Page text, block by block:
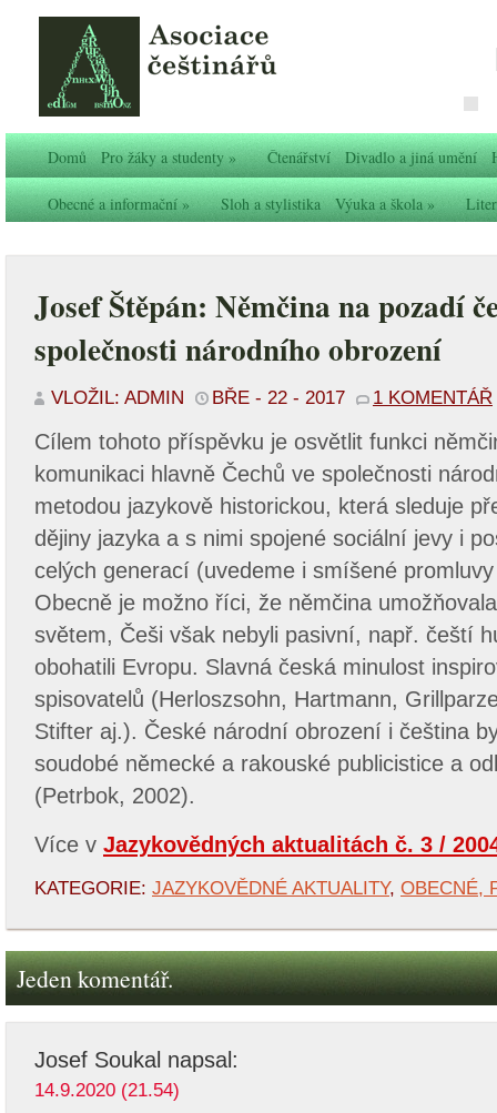
Domů Pro žáky a studenty» Čtenářství Divadlo a jiná umění
Obecné a informační» Sloh a stylistika Výuka a škola»
Josef Štěpán: Němčina na pozadí
společnosti národního obrození
VLOŽIL: ADMIN BŘE - 22 - 2017 1 KOMENTÁŘ
Cílem tohoto příspěvku je osvětlit funkci
komunikaci hlavně Čechů ve společnosti
metodou jazykově historickou, která sleduje
dějiny jazyka a s nimi spojené sociální jevy i
celých generací (uvedeme i smíšené
Obecně je možno říci, že němčina
světem, Češi však nebyli pasivní, např. čeští
obohatili Evropu. Slavná česká minulost
spisovatelů (Herloszsohn, Hartmann,
Stifter aj.). České národní obrození i čeština
soudobé německé a rakouské publicistice a
(Petrbok, 2002).
Více v Jazykovědných aktualitách č. 3 /
KATEGORIE: JAZYKOVĚDNÉ AKTUALITY, OBECNÉ,
Jeden komentář.
Josef Soukal napsal:
14.9.2020 (21.54)